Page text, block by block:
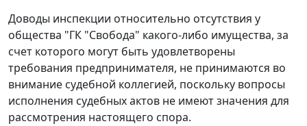
Доводы инспекции относительно отсутствия у
общества "ГК "Свобода" какого-либо имущества, за
счет которого могут быть удовлетворены
требования предпринимателя, не принимаются во
внимание судебной коллегией, поскольку вопросы
исполнения судебных актов не имеют значения для
рассмотрения настоящего спора.